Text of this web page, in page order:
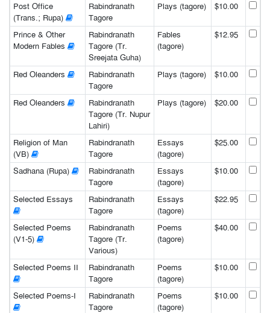
Post Office
(Trans.; Rupa)
Rabindranath
Tagore
Plays (tagore) $10.00
Prince & Other
Modern Fables
Rabindranath
Tagore (Tr.
Sreejata Guha)
Fables
(tagore)
$12.95
Red Oleanders
Rabindranath
Tagore
Plays (tagore) $10.00
Red Oleanders
Rabindranath
Tagore (Tr. Nupur
Lahiri)
Plays (tagore) $20.00
Religion of Man
(VB)
Rabindranath
Tagore
Essays
(tagore)
$25.00
Sadhana (Rupa)
Rabindranath
Tagore
Essays
(tagore)
$10.00
Selected Essays
Rabindranath
Tagore
Essays
(tagore)
$22.95
Selected Poems
(V1-5)
Rabindranath
Tagore (Tr.
Various)
Poems
(tagore)
$40.00
Selected Poems II
Rabindranath
Tagore
Poems
(tagore)
$10.00
Selected Poems-I
Rabindranath
Tagore
Poems
(tagore)
$10.00